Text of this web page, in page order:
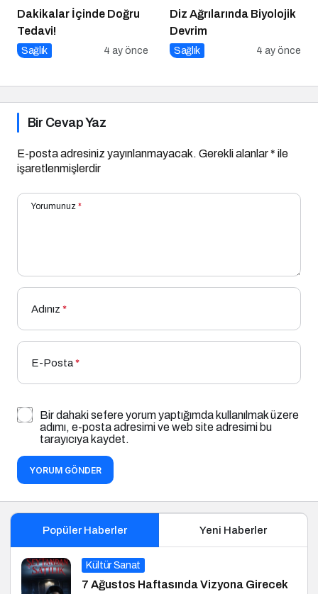
Dakikalar İçinde Doğru
Tedavi!
Sağlık 4 ay önce
Diz Ağrılarında Biyolojik
Devrim
Sağlık 4 ay önce
Bir Cevap Yaz
E-posta adresiniz yayınlanmayacak. Gerekli alanlar* ile
işaretlenmişlerdir
Yorumunuz *
Adınız *
E-Posta*
Bir dahaki sefere yorum yaptığımda kullanılmak üzere
adımı, e-posta adresimi ve web site adresimi bu
tarayıcıya kaydet.
YORUM GÖNDER
Popüler Haberler Yeni Haberler
Kültür Sanat
7 Ağustos Haftasında Vizyona Girecek